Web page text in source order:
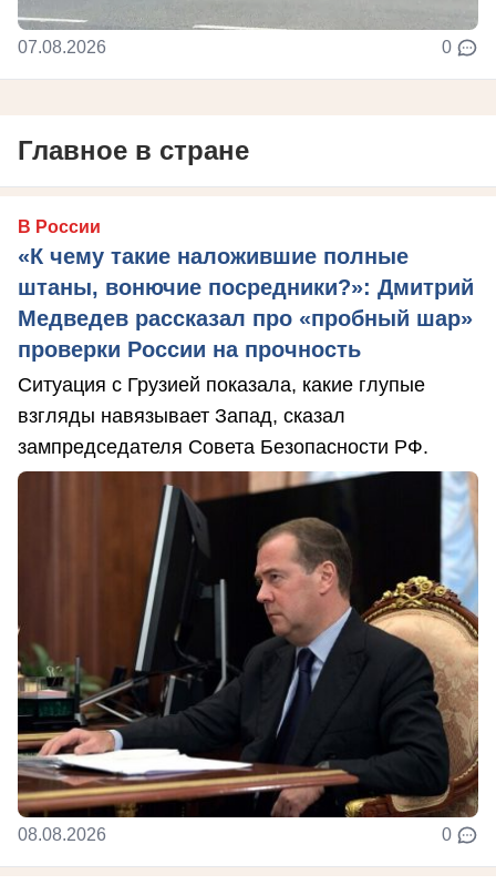
07.08.2026 0
Главное в стране
В России
«К чему такие наложившие полные
штаны, вонючие посредники?»: Дмитрий
Медведев рассказал про «пробный шар»
проверки России на прочность
Ситуация с Грузией показала, какие глупые
взгляды навязывает Запад, сказал
зампредседателя Совета Безопасности РФ.
08.08.2026 0